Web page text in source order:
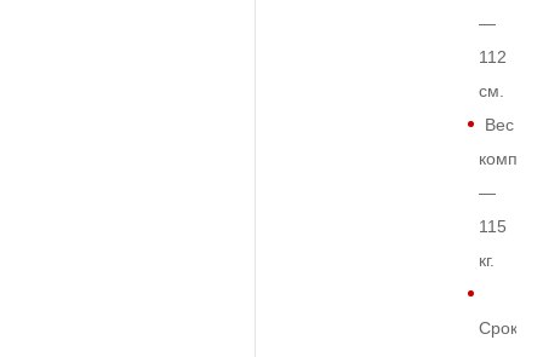
—
112
см.
Вес
—
115
кг.
Срок